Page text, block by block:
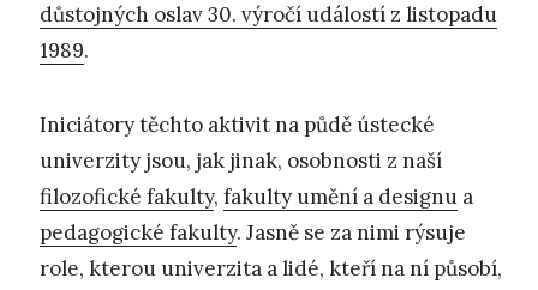
důstojných oslav 30. výročí událostí z listopadu
1989.
Iniciátory těchto aktivit na půdě ústecké
univerzity jsou, jak jinak, osobnosti z naší
filozofické fakulty, fakulty umění a designu a
pedagogické fakulty. Jasně se za nimi rýsuje
role, kterou univerzita a lidé, kteří na ní působí,